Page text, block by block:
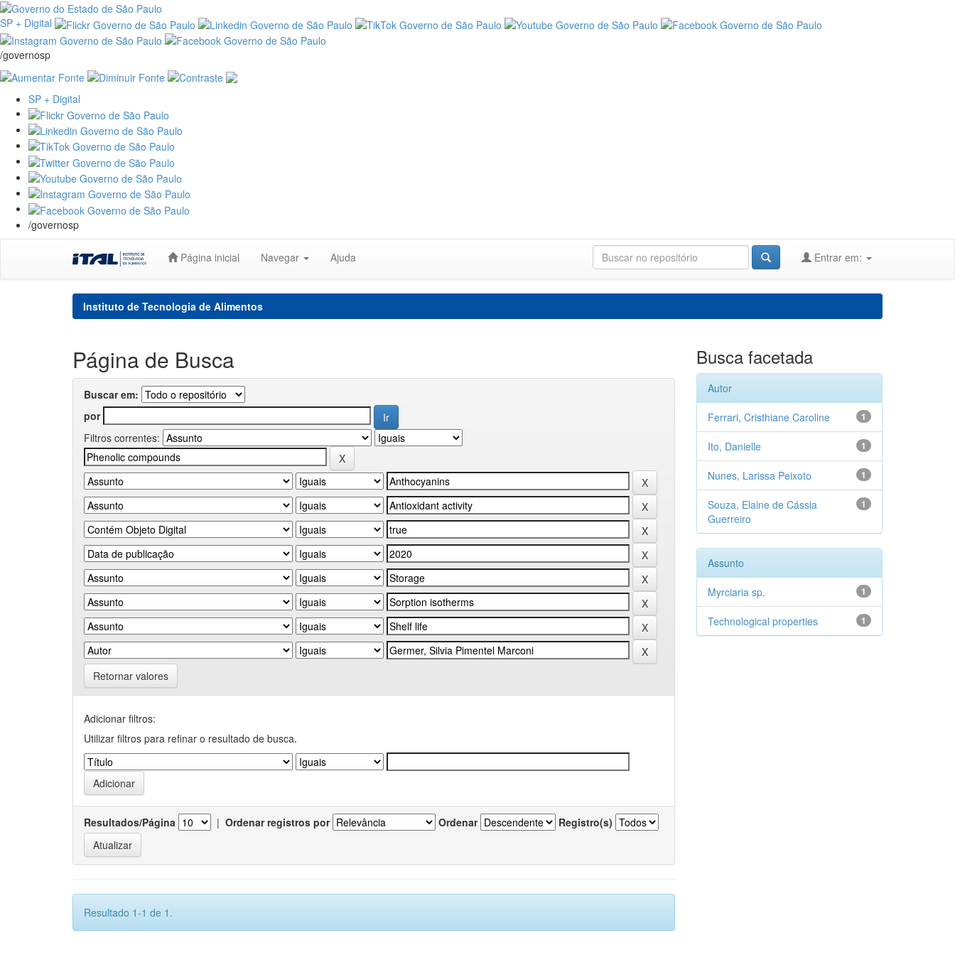
SP + Digital
/governosp
SP + Digital
/governosp
Página inicial Navegar Ajuda Entrar em:
Instituto de Tecnologia de Alimentos
Página de Busca
Buscar em:
por
Filtros correntes:
Retornar valores
Adicionar filtros:
Utilizar filtros para refinar o resultado de busca.
Resultados/Página | Ordenar registros por Ordenar Registro(s)
Resultado 1-1 de 1.
Busca facetada
Autor
1
Ferrari, Cristhiane Caroline
1
Ito, Danielle
1
Nunes, Larissa Peixoto
1
Souza, Elaine de Cássia
Guerreiro
Assunto
1
Myrciaria sp.
1
Technological properties